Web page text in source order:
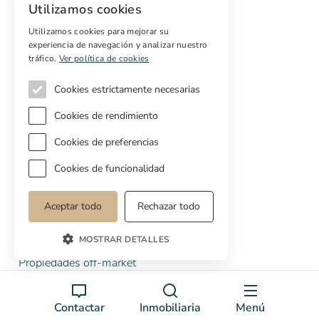
Contactar Inmobiliaria Menú
Nosotros
Blog
Contacto
Prensa
Preguntas frecuentes
Inmobiliaria
Comprar
Vender
Presupuesto gratuito de rehabilitación
Servicios
Compradores internacionales
Propiedades off-market
Utilizamos cookies
Utilizamos cookies para mejorar su
experiencia de navegación y analizar nuestro
tráfico. Ver política de cookies
Cookies estrictamente necesarias
Cookies de rendimiento
Cookies de preferencias
Cookies de funcionalidad
Aceptar todo Rechazar todo
MOSTRAR DETALLES